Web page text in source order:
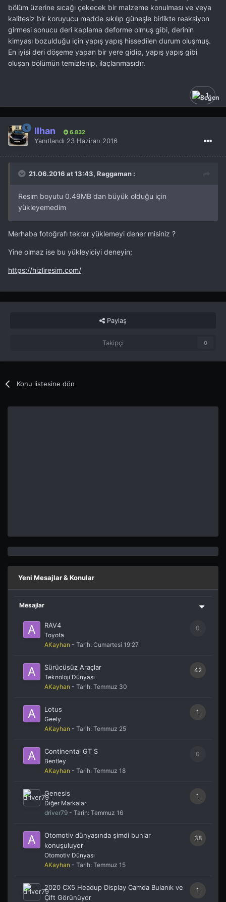
bölüm üzerine sıcağı çekecek bir malzeme konulması ve veya
kalitesiz bir koruyucu madde sıkılıp güneşle birlikte reaksiyon
girmesi sonucu deri kaplama deforme olmuş gibi, derinin
kimyası bozulduğu için yapış yapış hissedilen durum oluşmuş.
En iyisi deri döşeme yapan bir yere gidip, yapış yapış gibi
oluşan bölümün temizlenip, ilaçlanmasıdır.
1
İlhan 6.832
Yanıtlandı 23 Haziran 2016
21.06.2016 at 13:43, Raggaman :
Resim boyutu 0.49MB dan büyük olduğu için
yükleyemedim
Merhaba fotoğrafı tekrar yüklemeyi dener misiniz ?
Yine olmaz ise bu yükleyiciyi deneyin;
https://hizliresim.com/
Paylaş
Takipçi 0
Konu listesine dön
Yeni Mesajlar & Konular
Mesajlar
0
RAV4
Toyota
AKayhan - Tarih: Cumartesi 19:27
42
Sürücüsüz Araçlar
Teknoloji Dünyası
AKayhan - Tarih: Temmuz 30
1
Lotus
Geely
AKayhan - Tarih: Temmuz 25
0
Continental GT S
Bentley
AKayhan - Tarih: Temmuz 18
1
Genesis
Diğer Markalar
driver79 - Tarih: Temmuz 16
38
Otomotiv dünyasında şimdi bunlar
konuşuluyor
Otomotiv Dünyası
AKayhan - Tarih: Temmuz 15
1
2020 CX5 Headup Display Camda Bulanık ve
Çift Görünüyor